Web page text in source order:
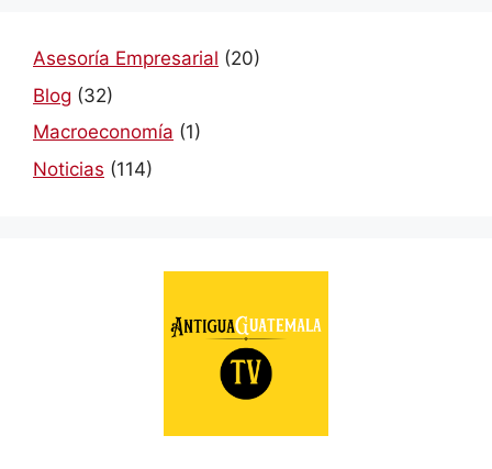
Asesoría Empresarial (20)
Blog (32)
Macroeconomía (1)
Noticias (114)